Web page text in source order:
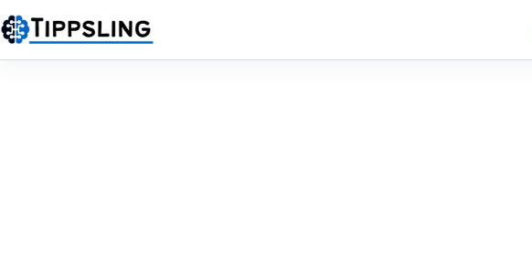
Inhalt
springen